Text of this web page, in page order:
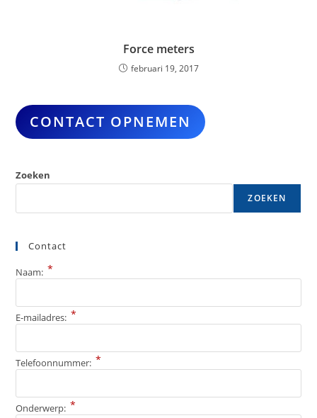
Force meters
februari 19, 2017
CONTACT OPNEMEN
Zoeken
ZOEKEN
Contact
Naam: *
E-mailadres: *
Telefoonnummer: *
Onderwerp: *